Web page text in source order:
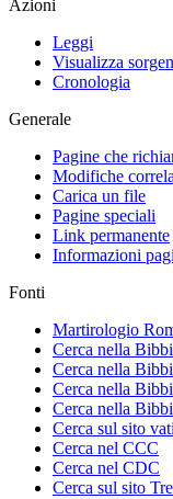
Azioni
Leggi
Visualizza
Cronologia
Generale
Pagine che
Modifiche
Carica un file
Pagine speciali
Link permanente
Informazioni
Fonti
Martirologio
Cerca nella
Cerca nella
Cerca nella
Cerca nella
Cerca sul sito
Cerca nel CCC
Cerca nel CDC
Cerca sul sito